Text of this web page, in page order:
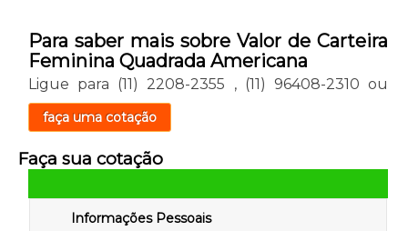
Para saber mais sobre Valor de Carteira
Feminina Quadrada Americana
Ligue para (11) 2208-2355 , (11) 96408-2310 ou
faça uma cotação
Faça sua cotação
Informações Pessoais